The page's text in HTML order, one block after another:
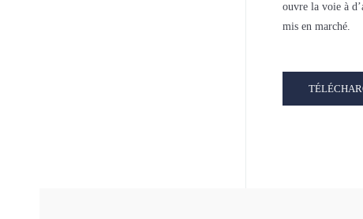
ouvre la voie à
mis en marché.